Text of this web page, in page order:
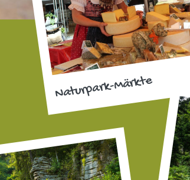
Naturpark-Märkte